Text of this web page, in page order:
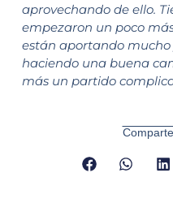
aprovechando de ello.
empezaron un poco
están aportando mucho
haciendo una buena
más un partido